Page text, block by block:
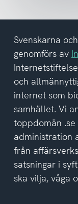
del
av
Svenskarna
genomförs av
och
internet som
samhället. Vi
toppdomän
administration
från
satsningar i
ska vilja, våga